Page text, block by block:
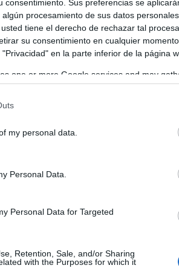
Sus preferencias se
procesamiento de sus datos
tiene el derecho de rechazar tal
su consentimiento en cualquier
en la parte inferior de la página
one or more Google services and may
your visit or usage behaviour. You may
my personal data.
Personal Data.
Personal Data for Targeted
Retention, Sale, and/or Sharing
with the Purposes for which it
Dinosaur Jr, con un
Lucinda Williams;el 30
laprogramación gratuita en la
neurálgico donde el festival se
en directo, perfectos para
la Green Capital. El viernes será el
de figuras como Liam Gallagher
de pub con raíces mod. El
que mezcla con fuerza R&B,
cargada de energía en pleno